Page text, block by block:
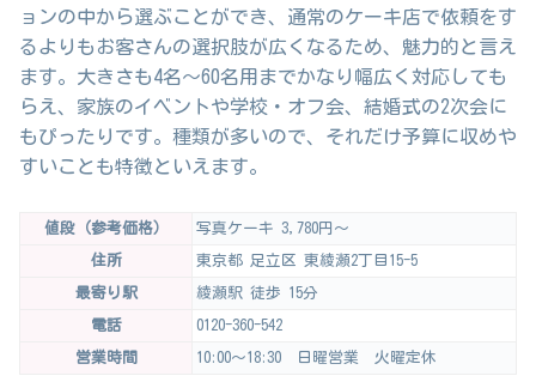
ョンの中から選ぶことができ、通常のケーキ店で依頼をす
るよりもお客さんの選択肢が広くなるため、魅力的と言え
ます。大きさも4名〜60名用までかなり幅広く対応しても
らえ、家族のイベントや学校・オフ会、結婚式の2次会に
もぴったりです。種類が多いので、それだけ予算に収めや
すいことも特徴といえます。
値段（参考価格） 写真ケーキ 3,780円～
住所 東京都 足立区 東綾瀬2丁目15-5
最寄り駅 綾瀬駅 徒歩 15分
電話 0120-360-542
営業時間 10:00～18:30 日曜営業 火曜定休